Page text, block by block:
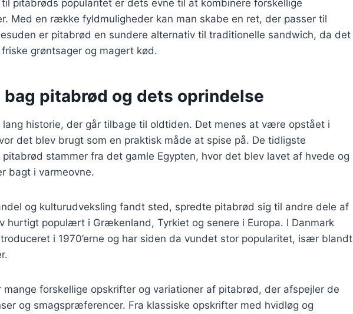
pitabrøds popularitet er dets evne til at kombinere forskellige
Med en række fyldmuligheder kan man skabe en ret, der passer til
er pitabrød en sundere alternativ til traditionelle sandwich, da det
grøntsager og magert kød.
pitabrød og dets oprindelse
lang historie, der går tilbage til oldtiden. Det menes at være opstået i
det blev brugt som en praktisk måde at spise på. De tidligste
pitabrød stammer fra det gamle Egypten, hvor det blev lavet af hvede og
bagt i varmeovne.
og kulturudveksling fandt sted, spredte pitabrød sig til andre dele af
hurtigt populært i Grækenland, Tyrkiet og senere i Europa. I Danmark
i 1970’erne og har siden da vundet stor popularitet, især blandt
mange forskellige opskrifter og variationer af pitabrød, der afspejler de
og smagspræferencer. Fra klassiske opskrifter med hvidløg og